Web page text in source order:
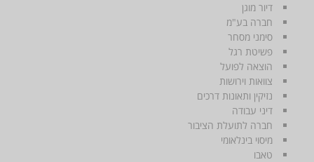
דיור מוגן
חברה בע"מ
סימני מסחר
פשיטת רגל
הוצאה לפועל
צוואות וירושות
נזיקין ותאונות דרכים
דיני עבודה
חברה לתועלת הציבור
מיסוי בינלאומי
טאבו